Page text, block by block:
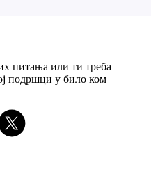
питања или ти треба
подршци у било ком